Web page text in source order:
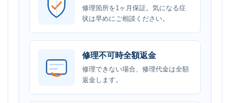
修理箇所を1ヶ月保証。気になる症
状は早めにご相談ください。
修理不可時全額返金
修理できない場合、修理代金は全額
返金します。